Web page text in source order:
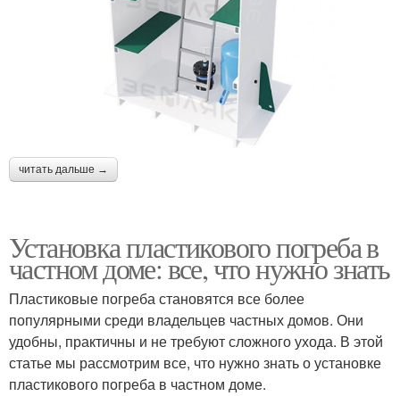
читать дальше →
Установка пластикового погреба в
частном доме: все, что нужно знать
Пластиковые погреба становятся все более
популярными среди владельцев частных домов. Они
удобны, практичны и не требуют сложного ухода. В этой
статье мы рассмотрим все, что нужно знать о установке
пластикового погреба в частном доме.